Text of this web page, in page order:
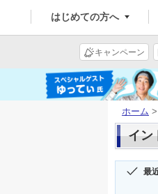
はじめての方へ
キャンペーン
ホーム >
イン
最